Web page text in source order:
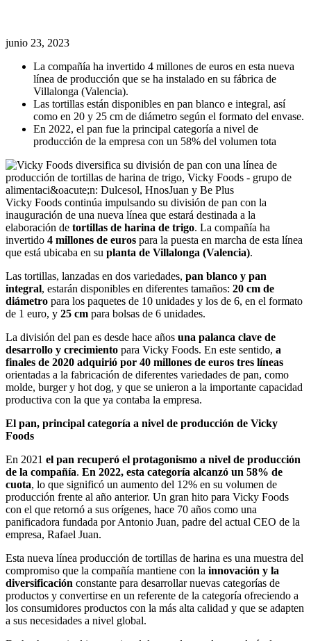
junio 23, 2023
La compañía ha invertido 4 millones de euros en esta nueva
línea de producción que se ha instalado en su fábrica de
Villalonga (Valencia).
Las tortillas están disponibles en pan blanco e integral, así
como en 20 y 25 cm de diámetro según el formato del envase.
En 2022, el pan fue la principal categoría a nivel de
producción de la empresa con un 58% del volumen tota
Vicky Foods continúa impulsando su división de pan con la
inauguración de una nueva línea que estará destinada a la
elaboración de tortillas de harina de trigo. La compañía ha
invertido 4 millones de euros para la puesta en marcha de esta línea
que está ubicaba en su planta de Villalonga (Valencia).
Las tortillas, lanzadas en dos variedades, pan blanco y pan
integral, estarán disponibles en diferentes tamaños: 20 cm de
diámetro para los paquetes de 10 unidades y los de 6, en el formato
de 1 euro, y 25 cm para bolsas de 6 unidades.
La división del pan es desde hace años una palanca clave de
desarrollo y crecimiento para Vicky Foods. En este sentido, a
finales de 2020 adquirió por 40 millones de euros tres líneas
orientadas a la fabricación de diferentes variedades de pan, como
molde, burger y hot dog, y que se unieron a la importante capacidad
productiva con la que ya contaba la empresa.
El pan, principal categoría a nivel de producción de Vicky
Foods
En 2021 el pan recuperó el protagonismo a nivel de producción
de la compañía. En 2022, esta categoría alcanzó un 58% de
cuota, lo que significó un aumento del 12% en su volumen de
producción frente al año anterior. Un gran hito para Vicky Foods
con el que retornó a sus orígenes, hace 70 años como una
panificadora fundada por Antonio Juan, padre del actual CEO de la
empresa, Rafael Juan.
Esta nueva línea producción de tortillas de harina es una muestra del
compromiso que la compañía mantiene con la innovación y la
diversificación constante para desarrollar nuevas categorías de
productos y convertirse en un referente de la categoría ofreciendo a
los consumidores productos con la más alta calidad y que se adapten
a sus necesidades a nivel global.